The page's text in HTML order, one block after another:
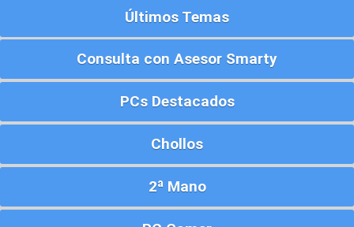
Últimos Temas
Consulta con Asesor Smarty
PCs Destacados
Chollos
2ª Mano